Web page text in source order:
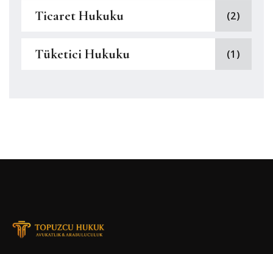
Ticaret Hukuku (2)
Tüketici Hukuku (1)